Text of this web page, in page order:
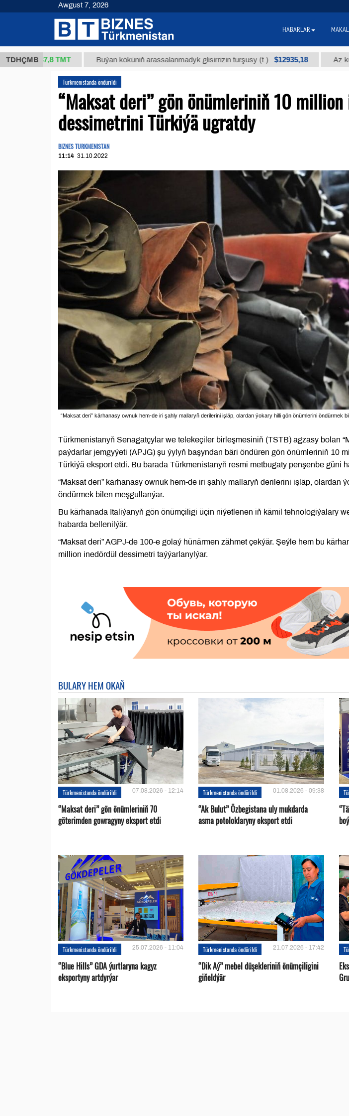
TDHÇMB
37,8 ТМТ Buýan köküniň arassalanmadyk glisirrizin turşusy (t.) $12935,18 Az kükürtli
Türkmenistanda öndürildi
“Maksat deri” gön önümleriniň 10
dessimetrini Türkiýä ugratdy
BIZNES TURKMENISTAN
11:14 31.10.2022
“Maksat deri” kärhanasy ownuk hem-de iri şahly mallaryň derilerini işläp, olardan ýokary hilli gön önümlerini öndürmek
Türkmenistanyň Senagatçylar we telekeçiler birleşmesiniň (TSTB) agzasy bolan
paýdarlar jemgyýeti (APJG) şu ýylyň başyndan bäri öndüren gön önümleriniň 10
Türkiýä eksport etdi. Bu barada Türkmenistanyň resmi metbugaty penşenbe güni
“Maksat deri” kärhanasy ownuk hem-de iri şahly mallaryň derilerini işläp, olardan
öndürmek bilen meşgullanýar.
Bu kärhanada Italiýanyň gön önümçiligi üçin niýetlenen iň kämil tehnologiýalary
habarda bellenilýär.
“Maksat deri” AGPJ-de 100-e golaý hünärmen zähmet çekýär. Şeýle hem bu
million inedördül dessimetri taýýarlanylýar.
BULARY HEM OKAŇ
Türkmenistanda öndürildi 07.08.2026 - 12:14
“Maksat deri” gön önümleriniň 70
göterimden gowragyny eksport etdi
Türkmenistanda öndürildi 01.08.2026 - 09:38
“Ak Bulut” Özbegistana uly mukdarda
asma potoloklaryny eksport etdi
Türkmenistanda öndürildi 25.07.2026 - 11:04
“Blue Hills” GDA ýurtlaryna kagyz
eksportyny artdyrýar
Türkmenistanda öndürildi 21.07.2026 - 17:42
“Dik Aý” mebel düşekleriniň önümçiligini
giňeldýär
Awgust 7, 2026
HABARLAR